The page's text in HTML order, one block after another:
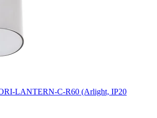
LANTERN-С-R60 (Arlight, IP20